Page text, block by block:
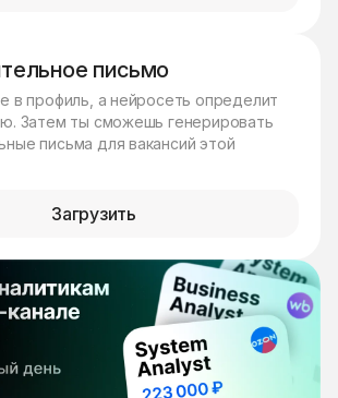
письмо
в профиль, а нейросеть определит
Затем ты сможешь генерировать
письма для вакансий этой
Загрузить